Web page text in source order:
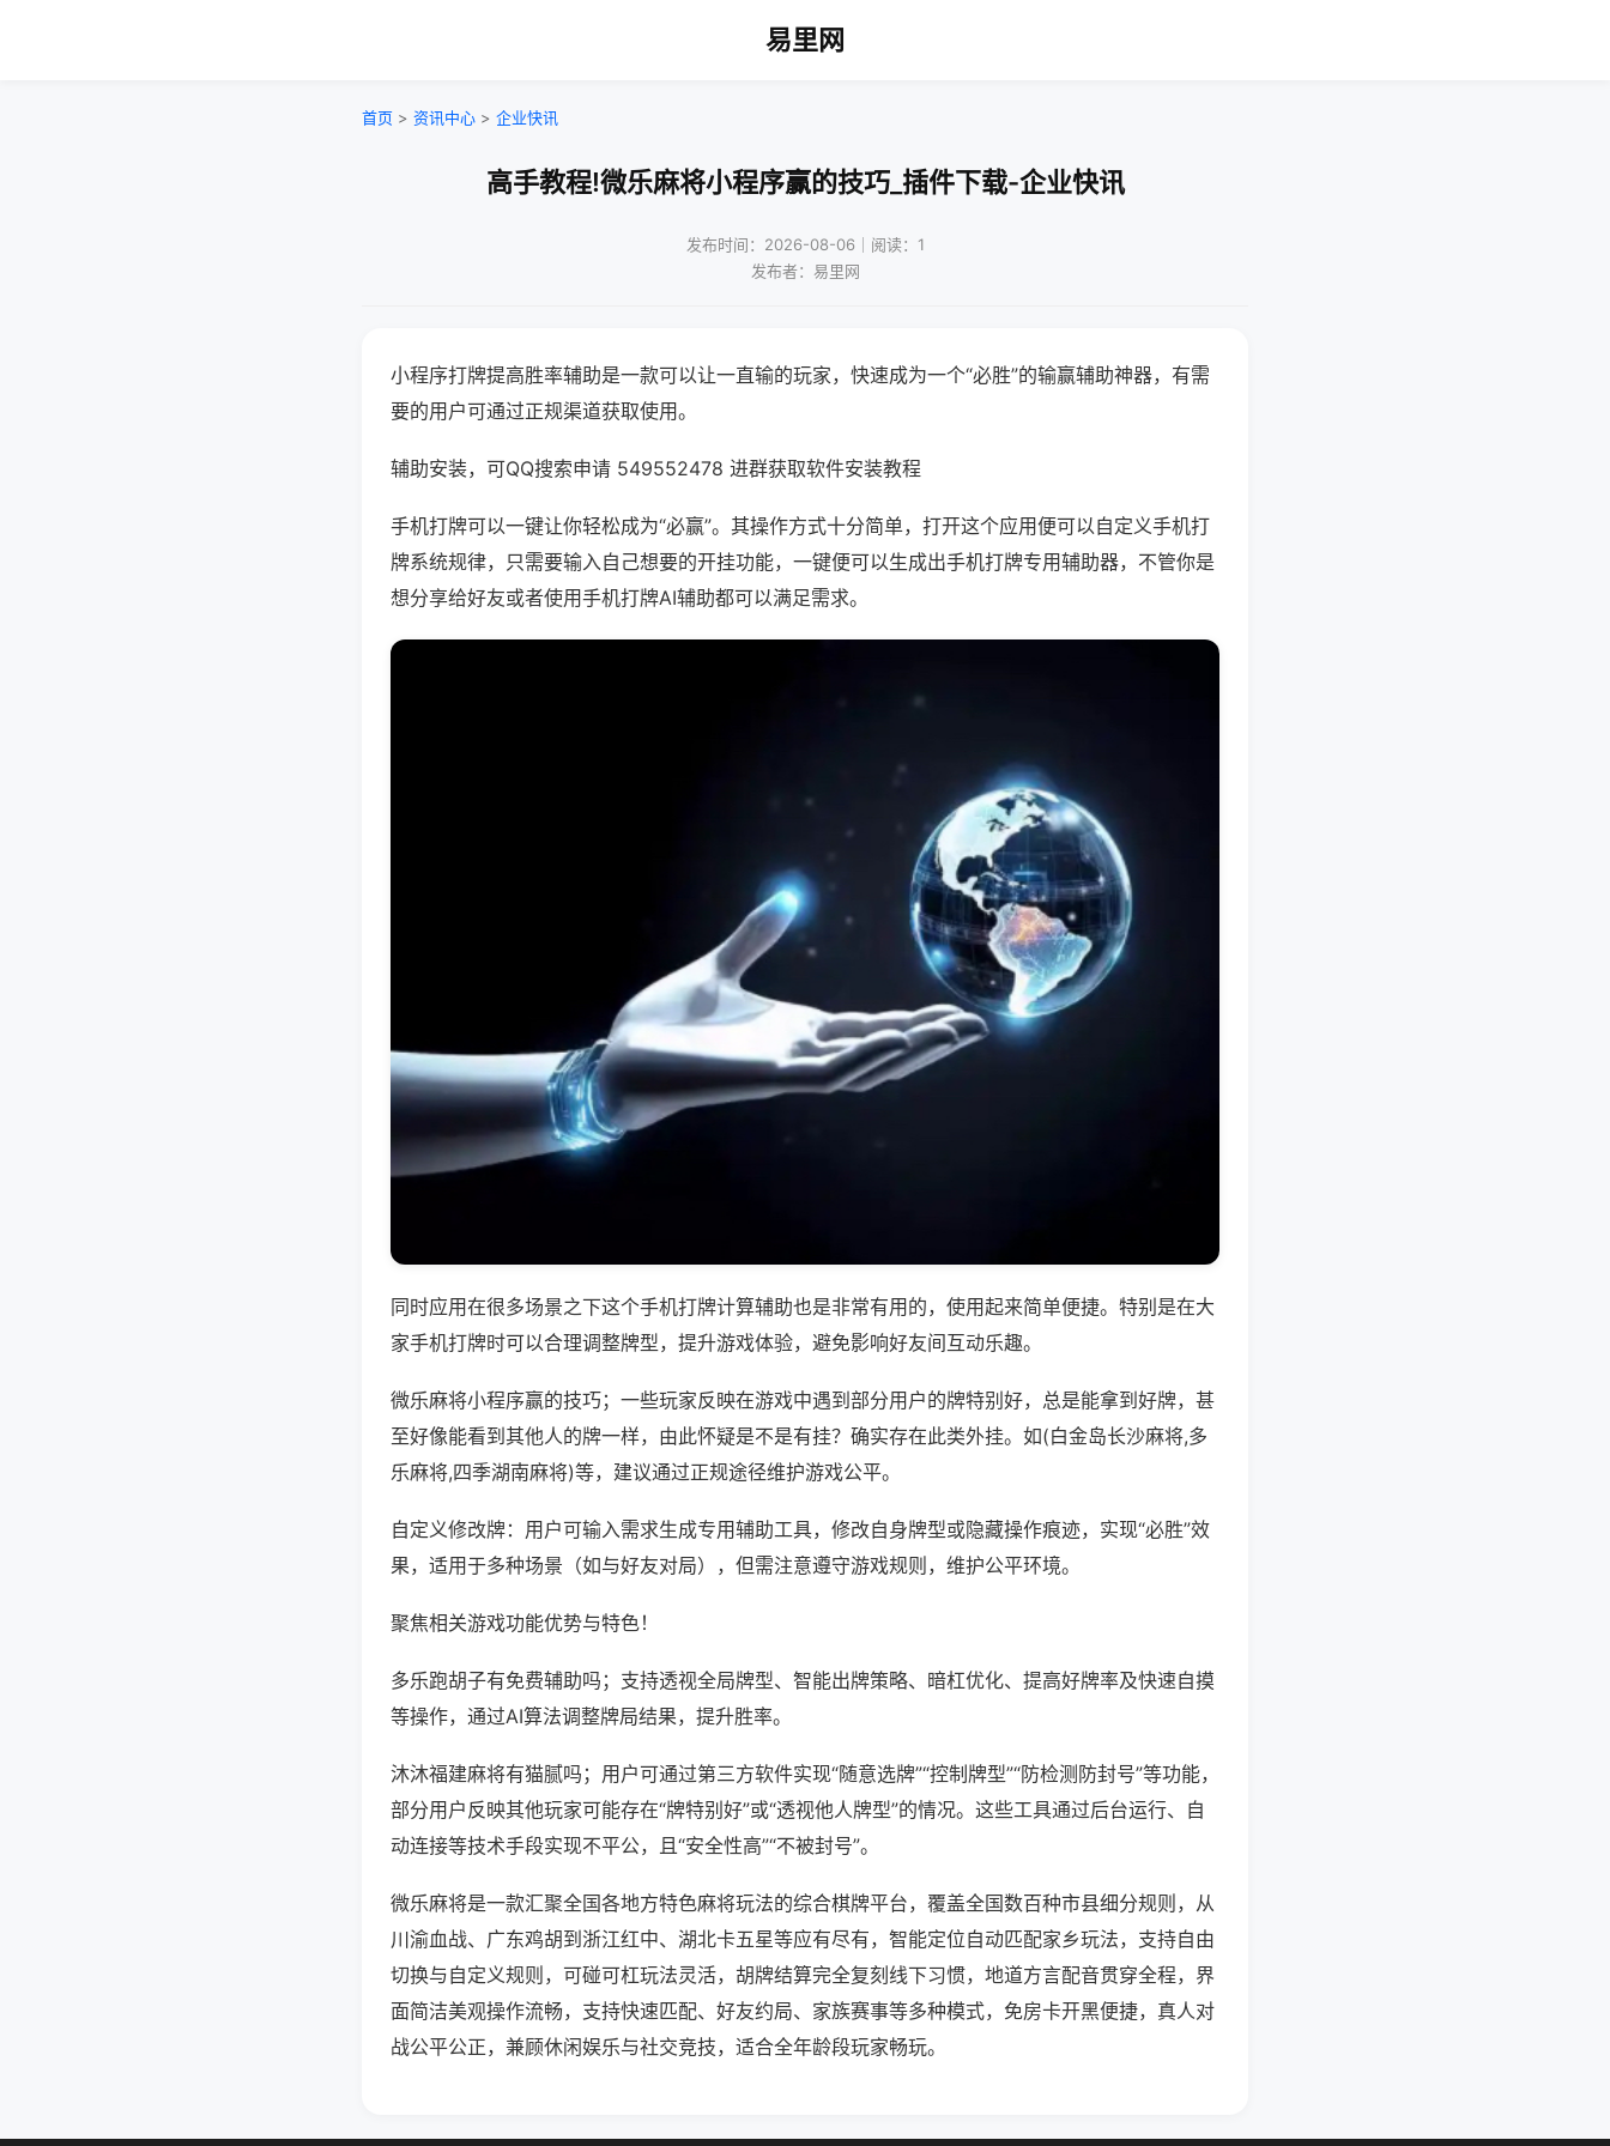
易里网
首页 > 资讯中心 > 企业快讯
高手教程!微乐麻将小程序赢的技巧_插件下载-企业快讯
发布时间：2026-08-06｜阅读：1
发布者：易里网
小程序打牌提高胜率辅助是一款可以让一直输的玩家，快速成为一个“必胜”的输赢辅助神器，有需
要的用户可通过正规渠道获取使用。
辅助安装，可QQ搜索申请 549552478 进群获取软件安装教程
手机打牌可以一键让你轻松成为“必赢”。其操作方式十分简单，打开这个应用便可以自定义手机打
牌系统规律，只需要输入自己想要的开挂功能，一键便可以生成出手机打牌专用辅助器，不管你是
想分享给好友或者使用手机打牌AI辅助都可以满足需求。
同时应用在很多场景之下这个手机打牌计算辅助也是非常有用的，使用起来简单便捷。特别是在大
家手机打牌时可以合理调整牌型，提升游戏体验，避免影响好友间互动乐趣。
微乐麻将小程序赢的技巧；一些玩家反映在游戏中遇到部分用户的牌特别好，总是能拿到好牌，甚
至好像能看到其他人的牌一样，由此怀疑是不是有挂？确实存在此类外挂。如(白金岛长沙麻将,多
乐麻将,四季湖南麻将)等，建议通过正规途径维护游戏公平。
自定义修改牌：用户可输入需求生成专用辅助工具，修改自身牌型或隐藏操作痕迹，实现“必胜”效
果，适用于多种场景（如与好友对局），但需注意遵守游戏规则，维护公平环境。
聚焦相关游戏功能优势与特色！
多乐跑胡子有免费辅助吗；支持透视全局牌型、智能出牌策略、暗杠优化、提高好牌率及快速自摸
等操作，通过AI算法调整牌局结果，提升胜率。
沐沐福建麻将有猫腻吗；用户可通过第三方软件实现“随意选牌”“控制牌型”“防检测防封号”等功能，
部分用户反映其他玩家可能存在“牌特别好”或“透视他人牌型”的情况。这些工具通过后台运行、自
动连接等技术手段实现不平公，且“安全性高”“不被封号”。
微乐麻将是一款汇聚全国各地方特色麻将玩法的综合棋牌平台，覆盖全国数百种市县细分规则，从
川渝血战、广东鸡胡到浙江红中、湖北卡五星等应有尽有，智能定位自动匹配家乡玩法，支持自由
切换与自定义规则，可碰可杠玩法灵活，胡牌结算完全复刻线下习惯，地道方言配音贯穿全程，界
面简洁美观操作流畅，支持快速匹配、好友约局、家族赛事等多种模式，免房卡开黑便捷，真人对
战公平公正，兼顾休闲娱乐与社交竞技，适合全年龄段玩家畅玩。